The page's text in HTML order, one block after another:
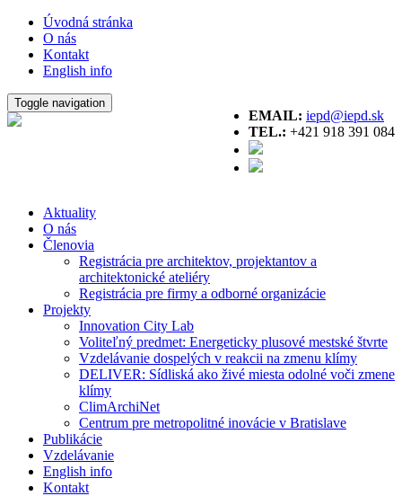
Úvodná stránka
O nás
Kontakt
English info
EMAIL: iepd@iepd.sk
TEL.: +421 918 391 084
Toggle navigation
Aktuality
O nás
Členovia
Registrácia pre architektov, projektantov a
architektonické ateliéry
Registrácia pre firmy a odborné organizácie
Projekty
Innovation City Lab
Voliteľný predmet: Energeticky plusové mestské štvrte
Vzdelávanie dospelých v reakcii na zmenu klímy
DELIVER: Sídliská ako živé miesta odolné voči zmene
klímy
ClimArchiNet
Centrum pre metropolitné inovácie v Bratislave
Publikácie
Vzdelávanie
English info
Kontakt